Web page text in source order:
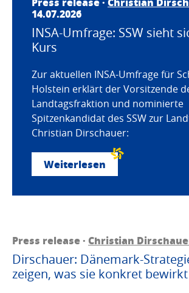
14.07.2026
INSA-Umfrage: SSW sieht
Kurs
Zur aktuellen INSA-Umfrage für
Holstein erklärt der Vorsitzende
Landtagsfraktion und nominierte
Spitzenkandidat des SSW zur
Christian Dirschauer:
Weiterlesen
Press release · Christian
Dirschauer: Dänemark-
zeigen, was sie konkret bewirkt